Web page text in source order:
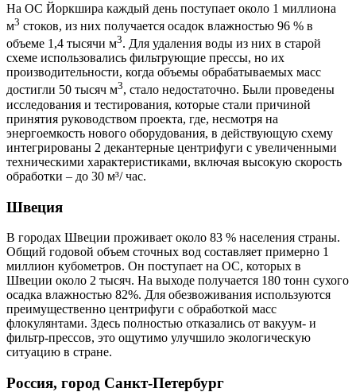
На ОС Йоркшира каждый день поступает около 1 миллиона
м3 стоков, из них получается осадок влажностью 96 % в
объеме 1,4 тысячи м3. Для удаления воды из них в старой
схеме использовались фильтрующие прессы, но их
производительности, когда объемы обрабатываемых масс
достигли 50 тысяч м3, стало недостаточно. Были проведены
исследования и тестирования, которые стали причиной
принятия руководством проекта, где, несмотря на
энергоемкость нового оборудования, в действующую схему
интегрированы 2 декантерные центрифуги с увеличенными
техническими характеристиками, включая высокую скорость
обработки – до 30 м³/ час.
Швеция
В городах Швеции проживает около 83 % населения страны.
Общий годовой объем сточных вод составляет примерно 1
миллион кубометров. Он поступает на ОС, которых в
Швеции около 2 тысяч. На выходе получается 180 тонн сухого
осадка влажностью 82%. Для обезвоживания используются
преимущественно центрифуги с обработкой масс
флокулянтами. Здесь полностью отказались от вакуум- и
фильтр-прессов, это ощутимо улучшило экологическую
ситуацию в стране.
Россия, город Санкт-Петербург